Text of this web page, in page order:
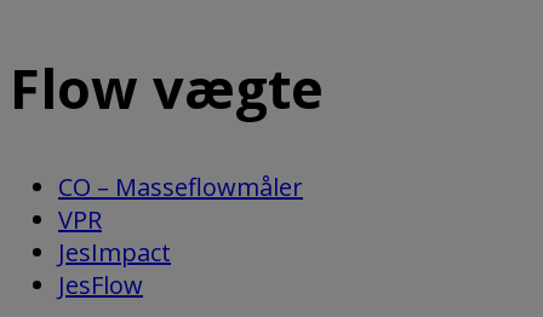
Flow vægte
CO – Masseflowmåler
VPR
JesImpact
JesFlow